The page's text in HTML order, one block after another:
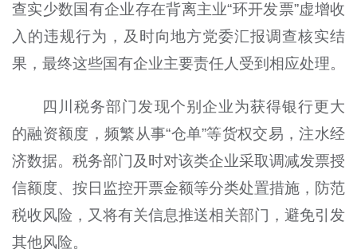
查实少数国有企业存在背离主业“环开发票”虚增收
入的违规行为，及时向地方党委汇报调查核实结
果，最终这些国有企业主要责任人受到相应处理。
四川税务部门发现个别企业为获得银行更大
的融资额度，频繁从事“仓单”等货权交易，注水经
济数据。税务部门及时对该类企业采取调减发票授
信额度、按日监控开票金额等分类处置措施，防范
税收风险，又将有关信息推送相关部门，避免引发
其他风险。